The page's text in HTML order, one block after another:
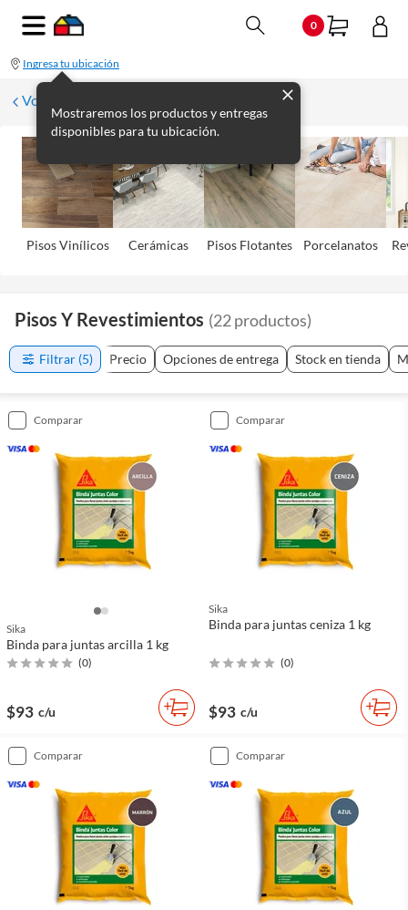
0
Ingresa tu ubicación
Mostraremos los productos y entregas
disponibles para tu ubicación.
Volver
Pisos Viní­licos Cerámicas Pisos Flotantes Porcelanatos
Pisos Y Revestimientos (22productos)
Filtrar (5) Precio Opciones de entrega Stock en tienda
comparar
Sika
Binda para juntas arcilla 1 kg
(0)
$93 c/u
comparar
Sika
Binda para juntas ceniza 1 kg
(0)
$93 c/u
comparar comparar